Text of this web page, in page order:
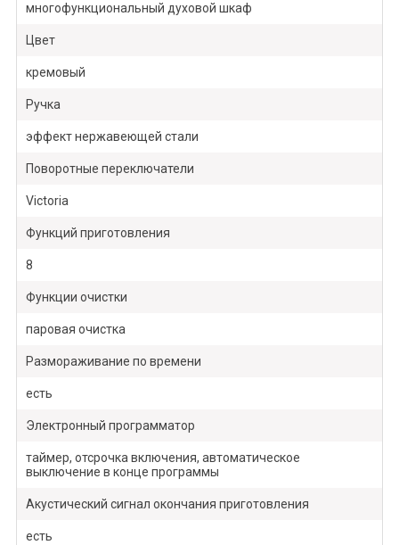
многофункциональный духовой шкаф
Цвет
кремовый
Ручка
эффект нержавеющей стали
Поворотные переключатели
Victoria
Функций приготовления
8
Функции очистки
паровая очистка
Размораживание по времени
есть
Электронный программатор
таймер, отсрочка включения, автоматическое
выключение в конце программы
Акустический сигнал окончания приготовления
есть